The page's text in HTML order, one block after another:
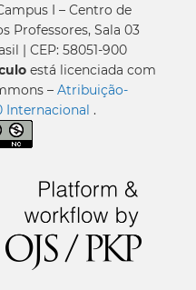
I – Centro de
Professores, Sala 03
| CEP: 58051-900
está licenciada com
– Atribuição-
Internacional .